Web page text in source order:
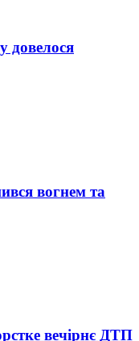
довелося
вогнем та
вечірнє ДТП